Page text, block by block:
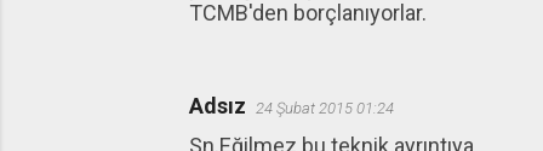
TCMB'den borçlanıyorlar.
Adsız 24 Şubat 2015 01:24
Sn.Eğilmez bu teknik ayrıntıya